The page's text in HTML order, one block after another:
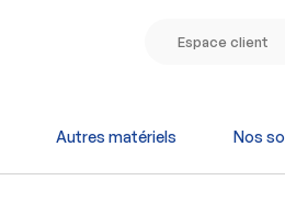
Espace client
Autres matériels Nos